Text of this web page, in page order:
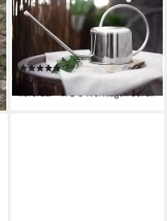
Gießkanne aus Edelstahl 1 L
Poliert Gießer
Blumengießkanne
Bewässerung Blumen (1-tlg)
(4)
18,99 €
lieferbar - in 2-3 Werktagen bei dir